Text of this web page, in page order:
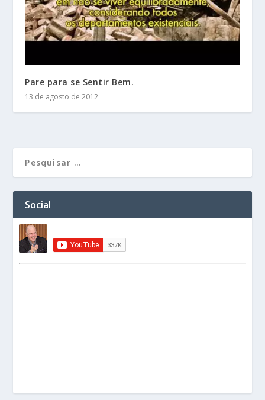
Pare para se Sentir Bem.
13 de agosto de 2012
Social